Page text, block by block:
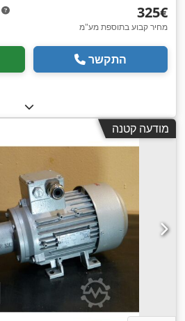
‏325 ‏€
מחיר קבוע בתוספת מע"מ
התקשר
מודעה קטנה